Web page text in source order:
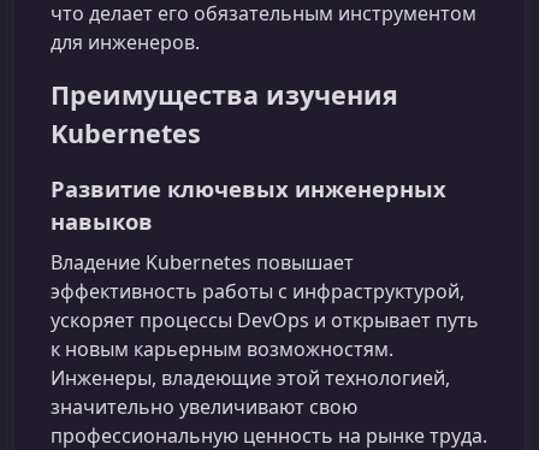
что делает его обязательным инструментом
для инженеров.
Преимущества изучения
Kubernetes
Развитие ключевых инженерных
навыков
Владение Kubernetes повышает
эффективность работы с инфраструктурой,
ускоряет процессы DevOps и открывает путь
к новым карьерным возможностям.
Инженеры, владеющие этой технологией,
значительно увеличивают свою
профессиональную ценность на рынке труда.